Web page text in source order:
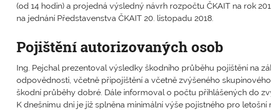
(od 14 hodin) a projedná výsledný návrh rozpočtu ČKAIT na rok
na jednání Představenstva ČKAIT 20. listopadu 2018.
Pojištění autorizovaných osob
Ing. Pejchal prezentoval výsledky škodního průběhu pojištění na
odpovědnosti, včetně připojištění a včetně zvýšeného
škodní průběhy dobré. Dále informoval o počtu přihlášených do
K dnešnímu dni je již splněna minimální výše pojistného pro letošní